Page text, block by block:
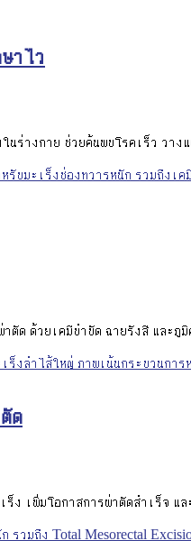
าไว
ร่างกาย ช่วยค้นพบโรคเร็ว วา
ตัด ด้วยเคมีบำบัด ฉายรังสี และภู
ด
ง เพิ่มโอกาสการผ่าตัดสำเร็จ แ